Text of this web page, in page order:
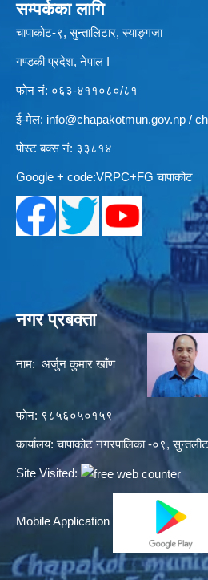
सम्पर्कका लागि
चापाकोट-९, सुन्तालिटार, स्याङ्गजा
गण्डकी प्रदेश, नेपाल I
फोन नं: ०६३-४११०८०/८१
ई-मेल: info@chapakotmun.gov.np /
पोस्ट बक्स नं: ३३८१४
Google + code:VRPC+FG चापाकोट
नगर प्रबक्ता
नाम: अर्जुन कुमार खाँण
फोन: ९८५६०५०१५९
कार्यालय: चापाकोट नगरपालिका -०९,
Site Visited:
Mobile Application